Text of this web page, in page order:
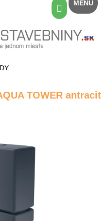
Nákupný
košík
TOWER antracit